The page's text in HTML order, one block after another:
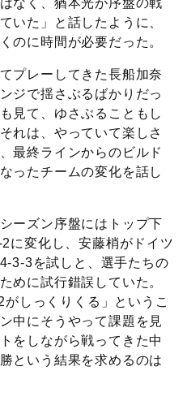
なく、猶本光が序盤の戦
いた」と話したように、
のに時間が必要だった。
プレーしてきた長船加奈
ジで揺さぶるばかりだっ
見て、ゆさぶることもし
れは、やっていて楽しさ
最終ラインからのビルド
ったチームの変化を話し
ーズン序盤にはトップ下
に変化し、安藤梢がドイツ
3-3を試しと、選手たちの
めに試行錯誤していた。
しっくりくる」というこ
中にそうやって課題を見
をしながら戦ってきた中
という結果を求めるのは